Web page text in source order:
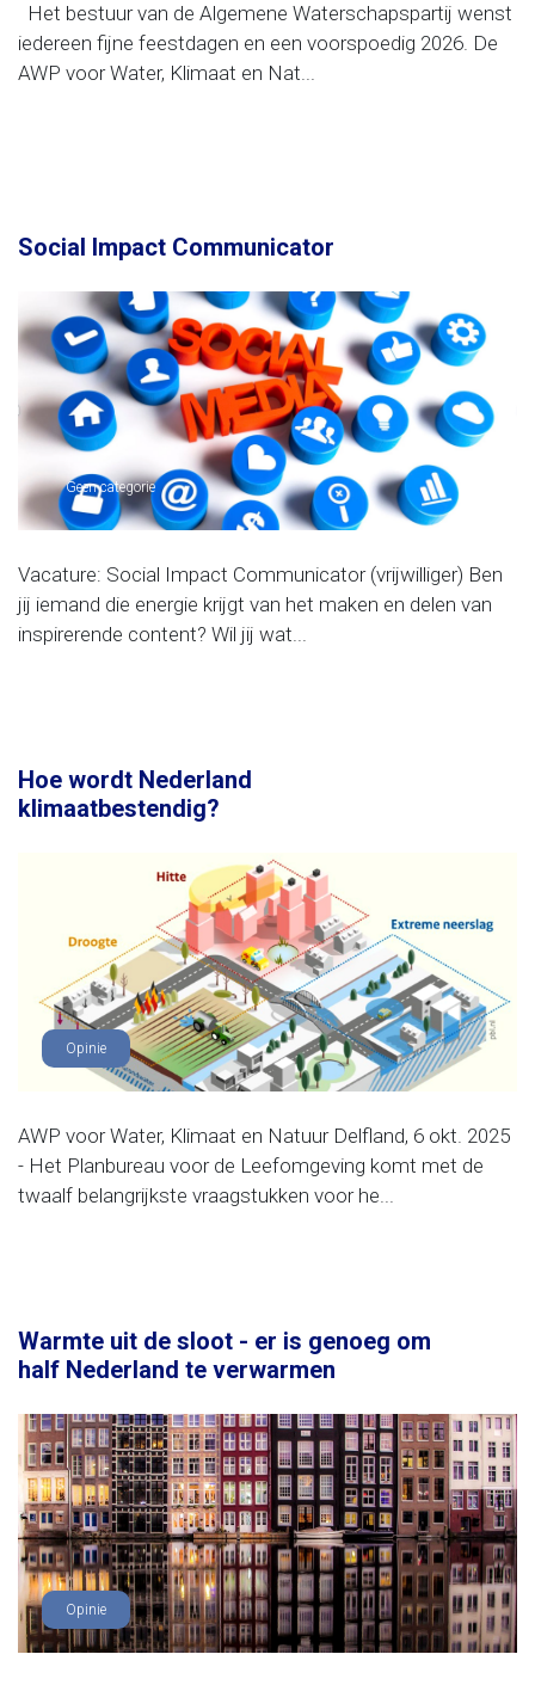
Het bestuur van de Algemene Waterschapspartij wenst
iedereen fijne feestdagen en een voorspoedig 2026. De
AWP voor Water, Klimaat en Nat...
Social Impact Communicator
Geen categorie
Vacature: Social Impact Communicator (vrijwilliger) Ben
jij iemand die energie krijgt van het maken en delen van
inspirerende content? Wil jij wat...
Hoe wordt Nederland
klimaatbestendig?
Opinie
AWP voor Water, Klimaat en Natuur Delfland, 6 okt. 2025
- Het Planbureau voor de Leefomgeving komt met de
twaalf belangrijkste vraagstukken voor he...
Warmte uit de sloot - er is genoeg om
half Nederland te verwarmen
Opinie